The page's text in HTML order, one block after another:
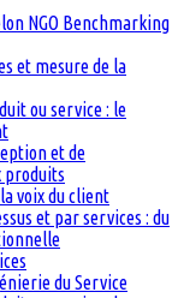
NGO Benchmarking
et mesure de la
ou service : le
et de
produits
la voix du client
et par services : du
du Service